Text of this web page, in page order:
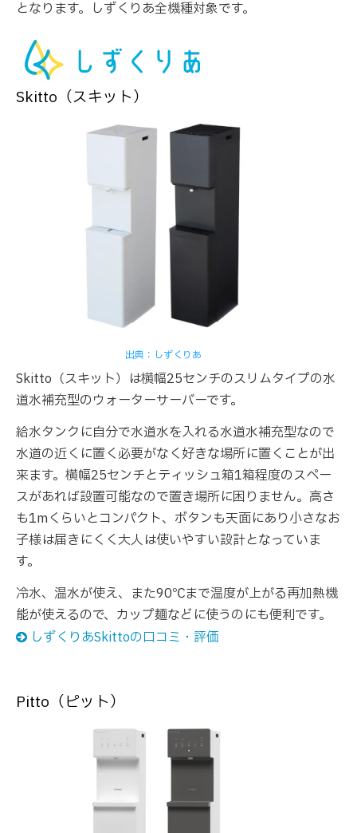
となります。しずくりあ全機種対象です。
Skitto（スキット）
出典：しずくりあ
Skitto（スキット）は横幅25センチのスリムタイプの水
道水補充型のウォーターサーバーです。
給水タンクに自分で水道水を入れる水道水補充型なので
水道の近くに置く必要がなく好きな場所に置くことが出
来ます。横幅25センチとティッシュ箱1箱程度のスペー
スがあれば設置可能なので置き場所に困りません。高さ
も1mくらいとコンパクト、ボタンも天面にあり小さなお
子様は届きにくく大人は使いやすい設計となっていま
す。
冷水、温水が使え、また90℃まで温度が上がる再加熱機
能が使えるので、カップ麺などに使うのにも便利です。
しずくりあSkittoの口コミ・評価
Pitto（ピット）